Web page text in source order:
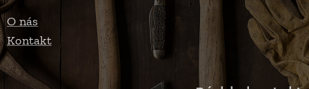
O nás
Kontakt